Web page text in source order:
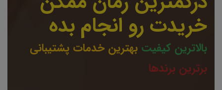
خریدت رو انجام بده
بالاترین کیفیت بهترین خدمات پشتیبانی
برترین برندها